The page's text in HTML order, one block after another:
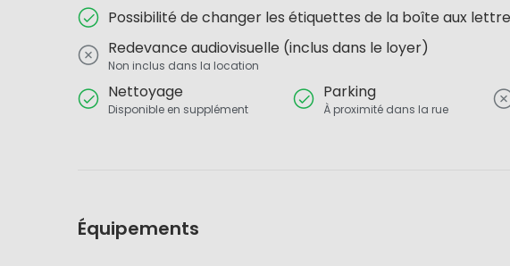
Possibilité de changer les étiquettes de la boîte aux
Redevance audiovisuelle (inclus dans le loyer)
Non inclus dans la location
Nettoyage
Disponible en supplément
Parking
À proximité dans la rue
Équipements